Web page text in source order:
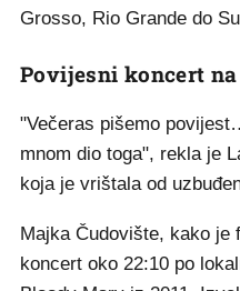
Grosso, Rio Grande do
Povijesni koncert
"Večeras pišemo
mnom dio toga", rekla je
koja je vrištala od
Majka Čudovište, kako je
koncert oko 22:10 po